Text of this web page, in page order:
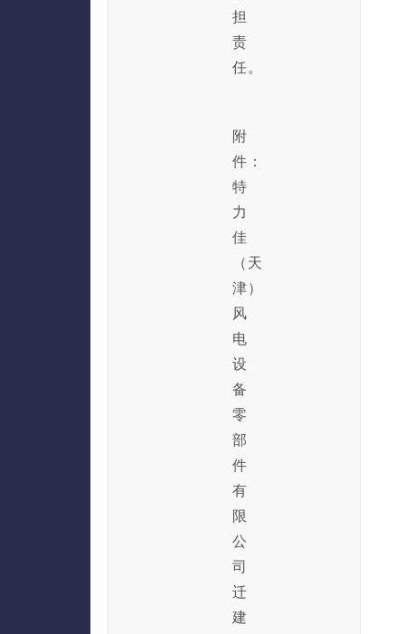
担
责
任。
附
件：
特
力
佳
（天
津）
风
电
设
备
零
部
件
有
限
公
司
迁
建